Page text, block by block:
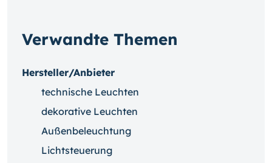
Verwandte Themen
Hersteller/Anbieter
technische Leuchten
dekorative Leuchten
Außenbeleuchtung
Lichtsteuerung